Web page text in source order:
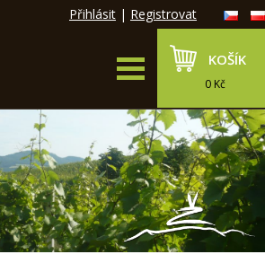
Přihlásit | Registrovat
KOŠÍK
0 Kč